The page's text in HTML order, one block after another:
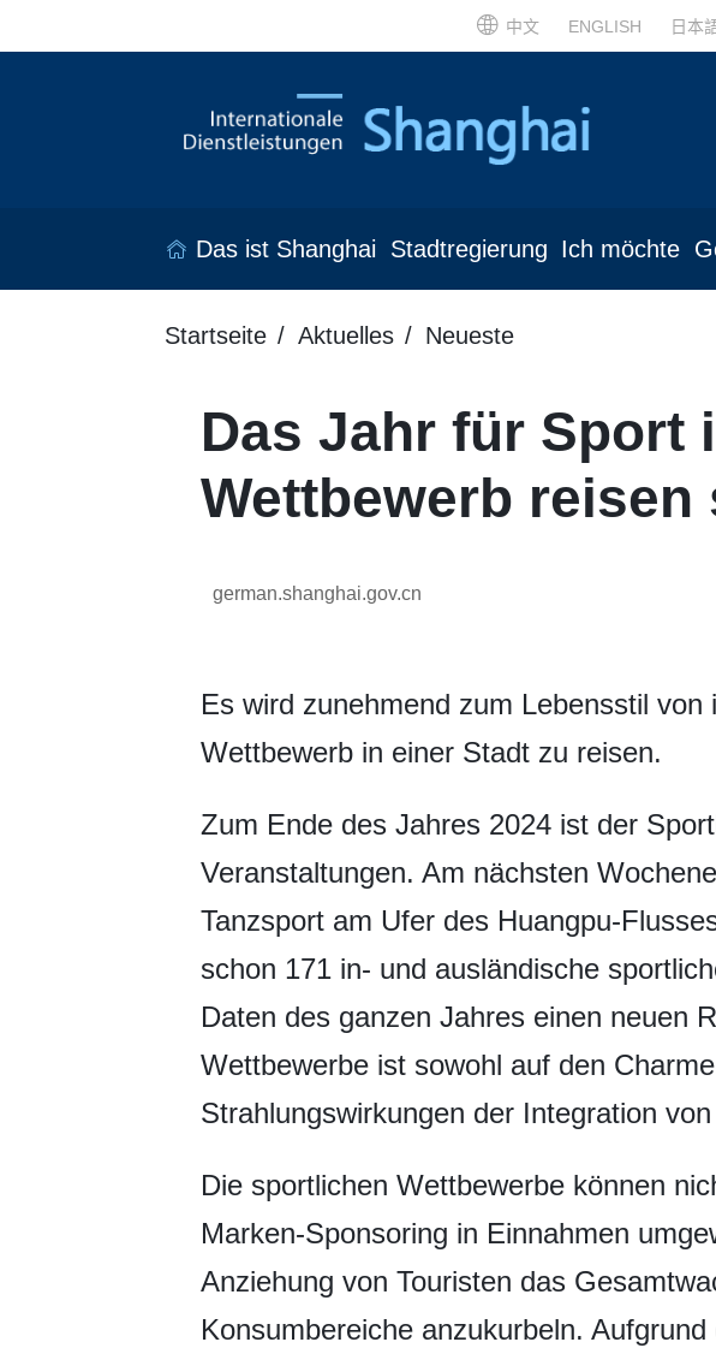
中文 ENGLISH 日本
Das ist Shanghai Stadtregierung Ich möchte
Startseite Aktuelles Neueste
Das Jahr für Sport
Wettbewerb
german.shanghai.gov.cn
Es wird zunehmend zum Lebensstil
Wettbewerb in einer Stadt zu reisen.
Zum Ende des Jahres 2024 ist der
Veranstaltungen. Am nächsten
Tanzsport am Ufer des Huangpu-
schon 171 in- und ausländische
Daten des ganzen Jahres einen neuen
Wettbewerbe ist sowohl auf den
Strahlungswirkungen der Integration
Die sportlichen Wettbewerbe können
Marken-Sponsoring in Einnahmen
Anziehung von Touristen das
Konsumbereiche anzukurbeln.